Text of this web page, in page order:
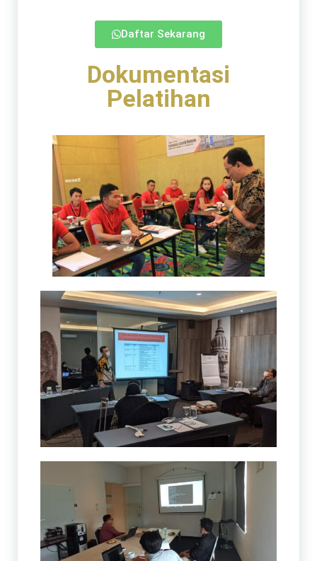
Daftar Sekarang
Dokumentasi
Pelatihan